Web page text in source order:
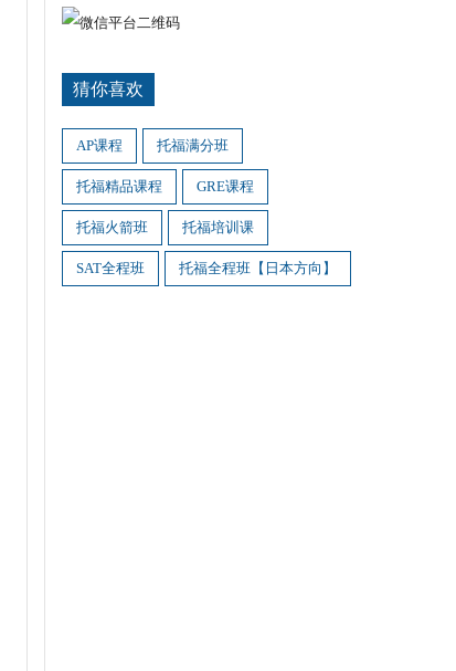
猜你喜欢
AP课程 托福满分班
托福精品课程 GRE课程
托福火箭班 托福培训课
SAT全程班 托福全程班【日本方向】